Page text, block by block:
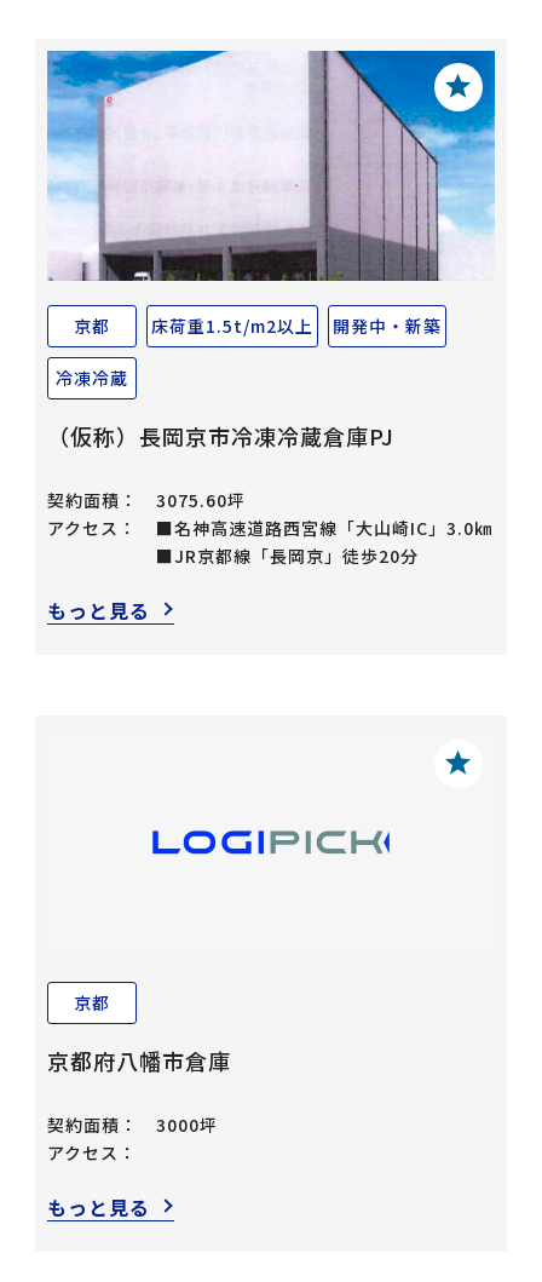
京都 床荷重1.5t/m2以上 開発中・新築
冷凍冷蔵
（仮称）長岡京市冷凍冷蔵倉庫PJ
契約面積：
3075.60坪
アクセス：
■名神高速道路西宮線「大山崎IC」3.0㎞
■JR京都線「長岡京」徒歩20分
もっと見る
京都
京都府八幡市倉庫
契約面積：
3000坪
アクセス：
もっと見る